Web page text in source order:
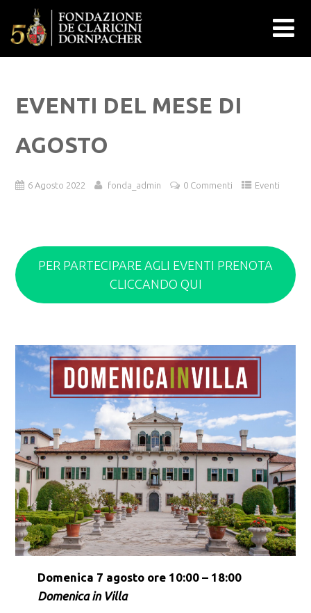
EVENTI DEL MESE DI
AGOSTO
6 Agosto 2022 fonda_admin 0 Commenti Eventi
PER PARTECIPARE AGLI EVENTI PRENOTA
CLICCANDO QUI
Domenica 7 agosto ore 10:00 – 18:00
Domenica in Villa